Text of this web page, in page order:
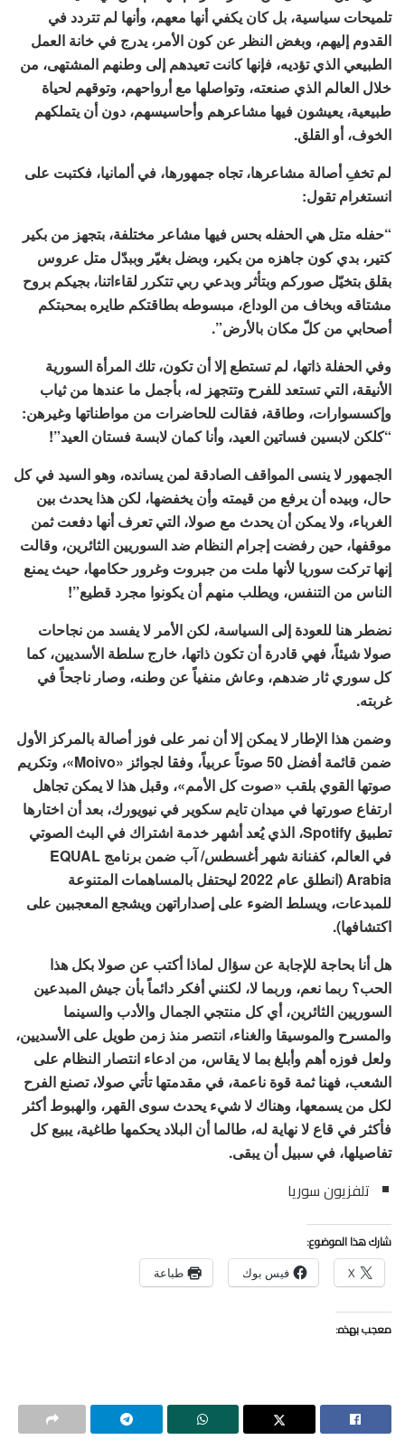
تلميحات سياسية، بل كان يكفي أنها معهم، وأنها لم تتردد في
القدوم إليهم، وبغض النظر عن كون الأمر، يدرج في خانة العمل
الطبيعي الذي تؤديه، فإنها كانت تعيدهم إلى وطنهم المشتهى، من
خلال العالم الذي صنعته، وتواصلها مع أرواحهم، وتوقهم لحياة
طبيعية، يعيشون فيها مشاعرهم وأحاسيسهم، دون أن يتملكهم
الخوف، أو القلق.
لم تخفِ أصالة مشاعرها، تجاه جمهورها، في ألمانيا، فكتبت على
انستغرام تقول:
“حفله متل هي الحفله بحس فيها مشاعر مختلفة، بتجهز من بكير
كتير، بدي كون جاهزه من بكير، وبضل بغيّر وببدّل متل عروس
بقلق بتخيّل صوركم وبتأثر وبدعي ربي تتكرر لقاءاتنا، بجيكم بروح
مشتاقه وبخاف من الوداع، مبسوطه بطاقتكم طايره بمحبتكم
أصحابي من كلّ مكان بالأرض”.
وفي الحفلة ذاتها، لم تستطع إلا أن تكون، تلك المرأة السورية
الأنيقة، التي تستعد للفرح وتتجهز له، بأجمل ما عندها من ثياب
وإكسسوارات، وطاقة، فقالت للحاضرات من مواطناتها وغيرهن:
“كلكن لابسين فساتين العيد، وأنا كمان لابسة فستان العيد”!
الجمهور لا ينسى المواقف الصادقة لمن يسانده، وهو السيد في كل
حال، وبيده أن يرفع من قيمته وأن يخفضها، لكن هذا يحدث بين
الغرباء، ولا يمكن أن يحدث مع صولا، التي تعرف أنها دفعت ثمن
موقفها، حين رفضت إجرام النظام ضد السوريين الثائرين، وقالت
إنها تركت سوريا لأنها ملت من جبروت وغرور حكامها، حيث يمنع
الناس من التنفس، ويطلب منهم أن يكونوا مجرد قطيع”!
نضطر هنا للعودة إلى السياسة، لكن الأمر لا يفسد من نجاحات
صولا شيئاً، فهي قادرة أن تكون ذاتها، خارج سلطة الأسديين، كما
كل سوري ثار ضدهم، وعاش منفياً عن وطنه، وصار ناجحاً في
غربته.
وضمن هذا الإطار لا يمكن إلا أن نمر على فوز أصالة بالمركز الأول
ضمن قائمة أفضل 50 صوتاً عربياً، وفقا لجوائز «Moivo»، وتكريم
صوتها القوي بلقب «صوت كل الأمم»، وقبل هذا لا يمكن تجاهل
ارتفاع صورتها في ميدان تايم سكوير في نيويورك، بعد أن اختارها
تطبيق Spotify، الذي يُعد أشهر خدمة اشتراك في البث الصوتي
في العالم، كفنانة شهر أغسطس/ آب ضمن برنامج EQUAL
Arabia (انطلق عام 2022 ليحتفل بالمساهمات المتنوعة
للمبدعات، ويسلط الضوء على إصداراتهن ويشجع المعجبين على
اكتشافها).
هل أنا بحاجة للإجابة عن سؤال لماذا أكتب عن صولا بكل هذا
الحب؟ ربما نعم، وربما لا، لكنني أفكر دائماً بأن جيش المبدعين
السوريين الثائرين، أي كل منتجي الجمال والأدب والسينما
والمسرح والموسيقا والغناء، انتصر منذ زمن طويل على الأسديين،
ولعل فوزه أهم وأبلغ بما لا يقاس، من ادعاء انتصار النظام على
الشعب، فهنا ثمة قوة ناعمة، في مقدمتها تأتي صولا، تصنع الفرح
لكل من يسمعها، وهناك لا شيء يحدث سوى القهر، والهبوط أكثر
فأكثر في قاع لا نهاية له، طالما أن البلاد يحكمها طاغية، يبيع كل
تفاصيلها، في سبيل أن يبقى.
تلفزيون سوريا
شارك هذا الموضوع:
X فيس بوك طباعة
معجب بهذه: